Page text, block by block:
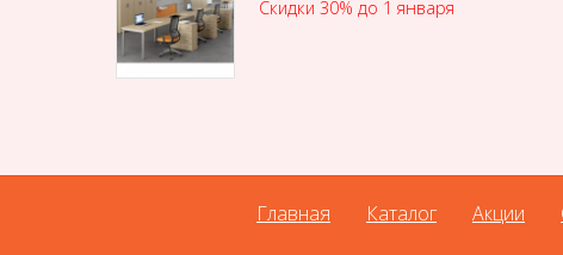
Скидки 30% до 1 января
Главная Каталог Акции